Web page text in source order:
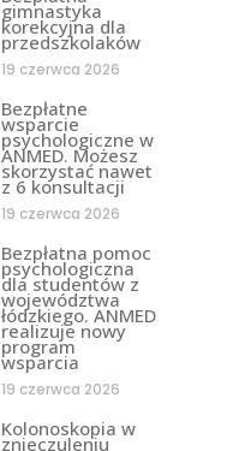
gimnastyka
korekcyjna dla
przedszkolaków
19 czerwca 2026
Bezpłatne
wsparcie
psychologiczne w
ANMED. Możesz
skorzystać nawet
z 6 konsultacji
19 czerwca 2026
Bezpłatna pomoc
psychologiczna
dla studentów z
województwa
łódzkiego. ANMED
realizuje nowy
program
wsparcia
19 czerwca 2026
Kolonoskopia w
znieczuleniu